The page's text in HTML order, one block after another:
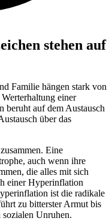
stehen auf
Familie hängen stark von
einer
beruht auf dem Austausch
über das
Eine
auch wenn ihre
die alles mit sich
einer Hyperinflation
ist die radikale
zu bitterster Armut bis
Unruhen.